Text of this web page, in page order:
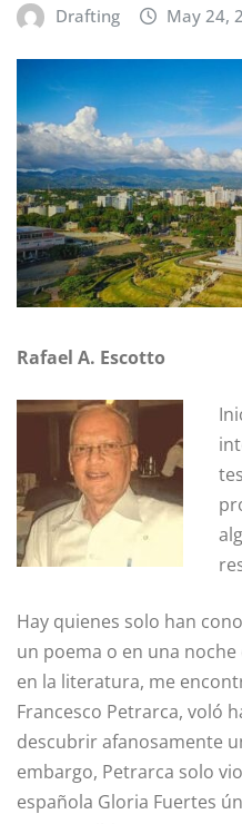
Drafting May 24,
Rafael A. Escotto
Hay quienes solo han
un poema o en una
en la literatura, me
Francesco Petrarca, voló
descubrir afanosamente
embargo, Petrarca solo
espa­ñola Gloria Fuertes